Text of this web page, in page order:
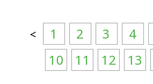
Fieldsが一般提供開始
I、API、または
ceに対して重要度、ビジ
有者、構成詳細などの重
まず従業員の働き方と、
発揮できる分野を深く理
だと提言している。これ
を特定し、それらを解決
< 1 2 3 4
10
11 12 13